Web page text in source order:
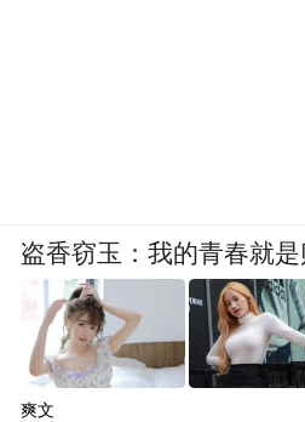
盗香窃玉：我的青春就
爽文